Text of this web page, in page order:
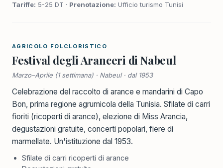
Tariffe: 5-25 DT · Prenotazione: Ufficio turismo Tunisi
AGRICOLO FOLCLORISTICO
Festival degli Aranceri di Nabeul
Marzo–Aprile (1 settimana) · Nabeul · dal 1953
Celebrazione del raccolto di arance e mandarini di Capo
Bon, prima regione agrumicola della Tunisia. Sfilate di carri
fioriti (ricoperti di arance), elezione di Miss Arancia,
degustazioni gratuite, concerti popolari, fiere di
marmellate. Un'istituzione dal 1953.
Sfilate di carri ricoperti di arance